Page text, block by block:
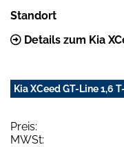
Standort
Details zum Kia
Kia XCeed GT-Line 1,6
Preis:
MWSt: